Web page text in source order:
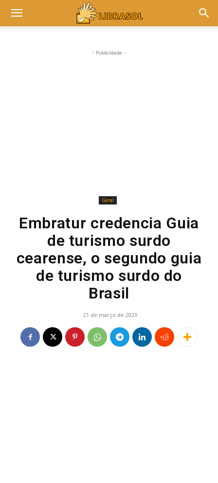
- Publicidade -
Geral
Embratur credencia Guia
de turismo surdo
cearense, o segundo guia
de turismo surdo do
Brasil
21 de março de 2023